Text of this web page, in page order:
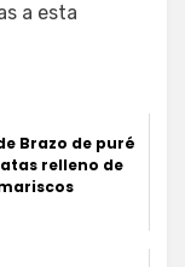
a esta
Brazo de puré
relleno de